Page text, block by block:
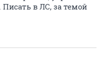
в ЛС, за темой